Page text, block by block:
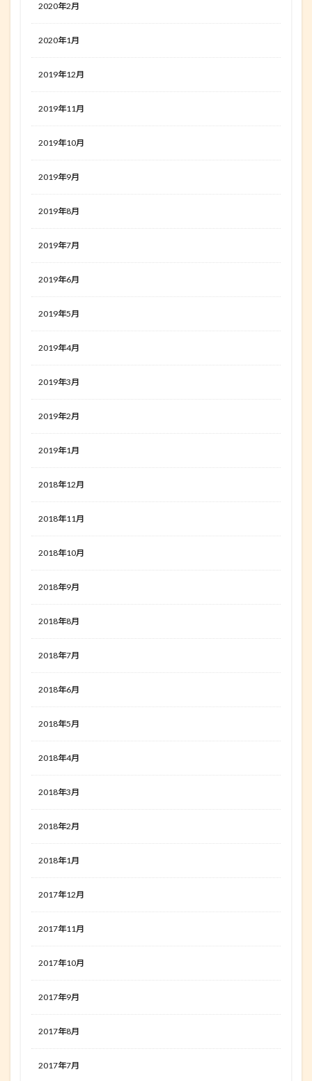
2020年2月
2020年1月
2019年12月
2019年11月
2019年10月
2019年9月
2019年8月
2019年7月
2019年6月
2019年5月
2019年4月
2019年3月
2019年2月
2019年1月
2018年12月
2018年11月
2018年10月
2018年9月
2018年8月
2018年7月
2018年6月
2018年5月
2018年4月
2018年3月
2018年2月
2018年1月
2017年12月
2017年11月
2017年10月
2017年9月
2017年8月
2017年7月